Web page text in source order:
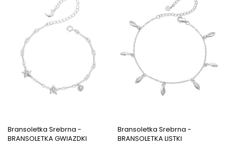
Bransoletka Srebrna -
BRANSOLETKA GWIAZDKI
Bransoletka Srebrna -
BRANSOLETKA LISTKI